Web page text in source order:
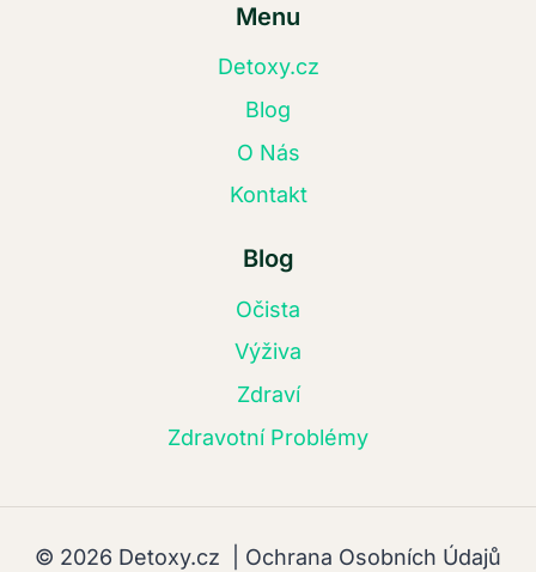
Menu
Detoxy.cz
Blog
O Nás
Kontakt
Blog
Očista
Výživa
Zdraví
Zdravotní Problémy
© 2026 Detoxy.cz | Ochrana Osobních Údajů